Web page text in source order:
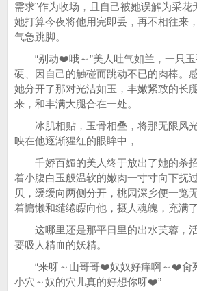
需求”作为收场，且自己被她误解为采
她打算今夜将他用完即丢，再不相往来
气急跳脚。
“别动❤️哦～”美人吐气如兰，一只玉
硬、因自己的触碰而跳动不已的肉棒。
她分开了那对光洁如玉，丰嫩紧致的长
来，和丰满大腿合在一处。
冰肌相贴，玉骨相叠，将那无限风
映在他逐渐猩红的眼眸中，
千娇百媚的美人终于放出了她的杀
着小腹白玉般温软的嫩肉一寸寸向下抚
贝，缓缓向两侧分开，桃园深乡便一览
着慵懒和缱绻瞟向他，摄人魂魄，充满了
这哪里还是那平日里的出水芙蓉，活
要吸人精血的妖精。
“来呀～山哥哥❤️奴奴好痒啊～❤️肏
小穴～奴的穴儿真的好想你呀❤️”